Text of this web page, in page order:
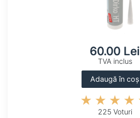
60.00 Lei
TVA inclus
Adaugă în coș
225 Voturi